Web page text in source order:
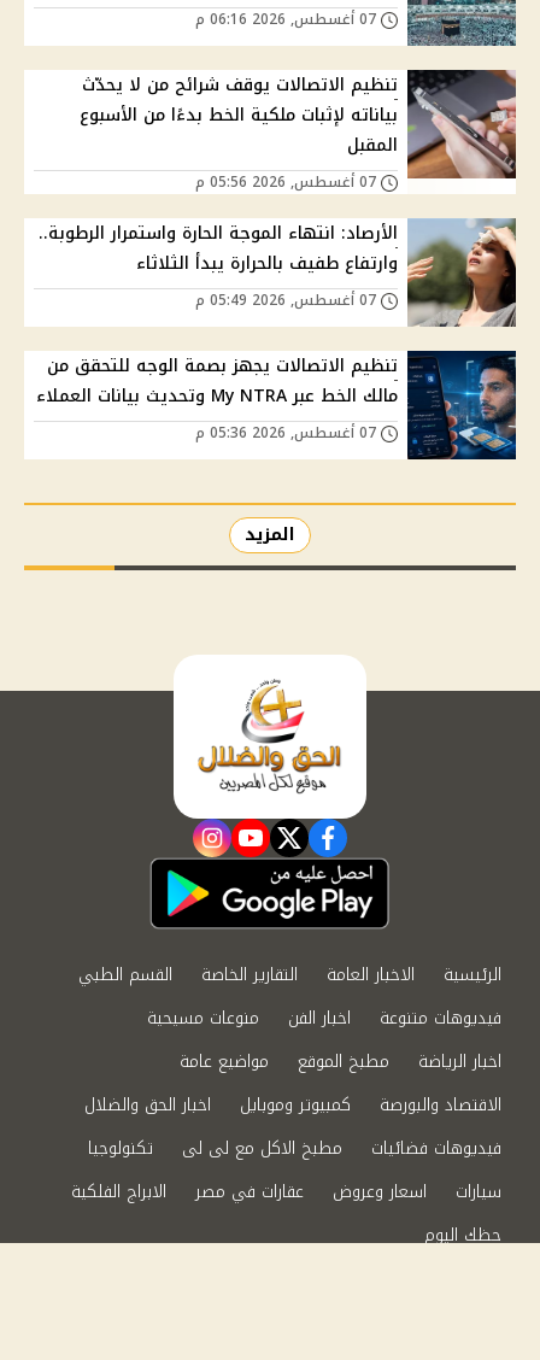
تنظيم الاتصالات يوقف شرائح من لا يحدّث
بياناته لإثبات ملكية الخط بدءًا من الأسبوع
المقبل
الأرصاد: انتهاء الموجة الحارة واستمرار الرطوبة..
وارتفاع طفيف بالحرارة يبدأ الثلاثاء
تنظيم الاتصالات يجهز بصمة الوجه للتحقق من
مالك الخط عبر My NTRA وتحديث بيانات العملاء
المزيد
facebook
twitter
youtube
instagram
الرئيسية الاخبار العامة التقارير الخاصة
القسم الطبي
فيديوهات متنوعة
اخبار الفن
منوعات مسيحية
اخبار الرياضة
مطبخ الموقع
مواضيع عامة
الاقتصاد والبورصة
كمبيوتر وموبايل
اخبار الحق والضلال
فيديوهات فضائيات
مطبخ الاكل مع لى لى
تكنولوجيا
سيارات
اسعار وعروض عقارات في مصر
الابراج الفلكية
حظك اليوم